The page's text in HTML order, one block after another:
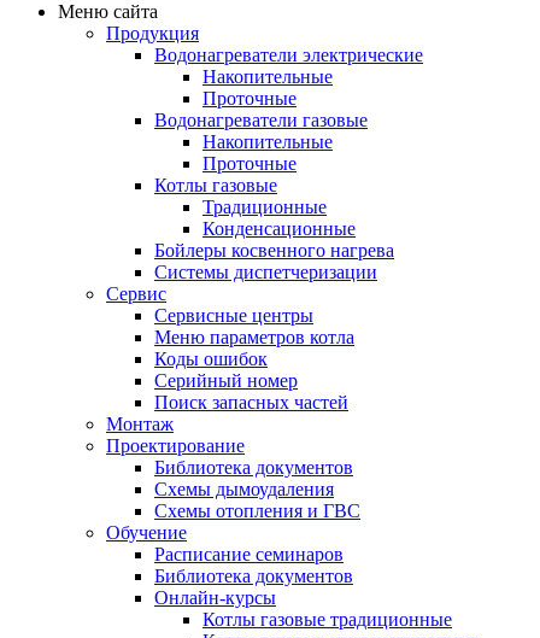
Меню сайта
Продукция
Водонагреватели электрические
Накопительные
Проточные
Водонагреватели газовые
Накопительные
Проточные
Котлы газовые
Традиционные
Конденсационные
Бойлеры косвенного нагрева
Системы диспетчеризации
Сервис
Сервисные центры
Меню параметров котла
Коды ошибок
Серийный номер
Поиск запасных частей
Монтаж
Проектирование
Библиотека документов
Схемы дымоудаления
Схемы отопления и ГВС
Обучение
Расписание семинаров
Библиотека документов
Онлайн-курсы
Котлы газовые традиционные